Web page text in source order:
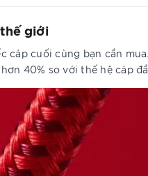
giới
cáp cuối cùng bạn cần
40% so với thế hệ cáp